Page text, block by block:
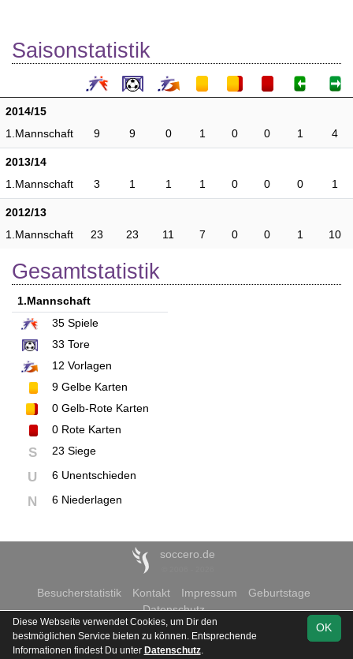
Saisonstatistik
2014/15
1.Mannschaft
9 9 0 1 0 0 1 4
2013/14
1.Mannschaft
3 1 1 1 0 0 0 1
2012/13
1.Mannschaft
23 23 11 7 0 0 1 10
Gesamtstatistik
1.Mannschaft
35 Spiele
33 Tore
12 Vorlagen
9 Gelbe Karten
0 Gelb-Rote Karten
0 Rote Karten
S 23 Siege
U 6 Unentschieden
N 6 Niederlagen
soccero.de
Besucherstatistik Kontakt Impressum
Geburtstage
Datenschutz
OK
Diese Webseite verwendet Cookies, um Dir den
bestmöglichen Service bieten zu können. Entsprechende
Informationen findest Du unter Datenschutz.